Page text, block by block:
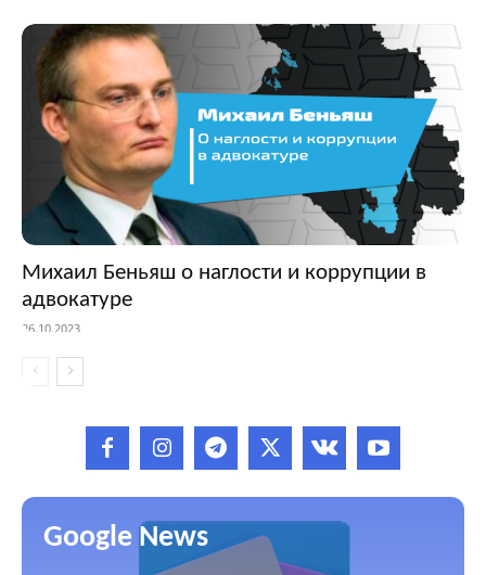
Михаил Беньяш о наглости и коррупции в
адвокатуре
26.10.2023
Google News